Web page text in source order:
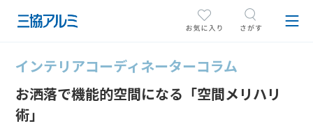
インテリアコーディネーターコラム
お洒落で機能的空間になる「空間メリハリ
術」